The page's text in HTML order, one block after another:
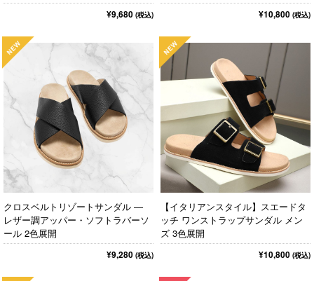
¥9,680 (税込) ¥10,800 (税込)
クロスベルトリゾートサンダル ―
レザー調アッパー・ソフトラバーソ
ール 2色展開
¥9,280 (税込)
【イタリアンスタイル】スエードタ
ッチ ワンストラップサンダル メン
ズ 3色展開
¥10,800 (税込)